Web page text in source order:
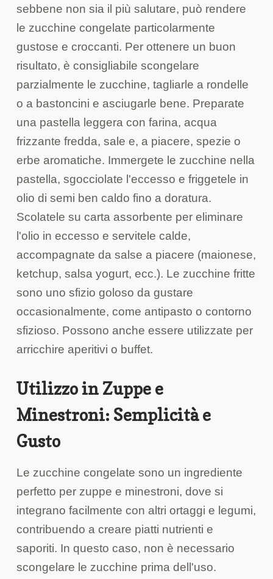
sebbene non sia il più salutare, può rendere
le zucchine congelate particolarmente
gustose e croccanti. Per ottenere un buon
risultato, è consigliabile scongelare
parzialmente le zucchine, tagliarle a rondelle
o a bastoncini e asciugarle bene. Preparate
una pastella leggera con farina, acqua
frizzante fredda, sale e, a piacere, spezie o
erbe aromatiche. Immergete le zucchine nella
pastella, sgocciolate l'eccesso e friggetele in
olio di semi ben caldo fino a doratura.
Scolatele su carta assorbente per eliminare
l'olio in eccesso e servitele calde,
accompagnate da salse a piacere (maionese,
ketchup, salsa yogurt, ecc.). Le zucchine fritte
sono uno sfizio goloso da gustare
occasionalmente, come antipasto o contorno
sfizioso. Possono anche essere utilizzate per
arricchire aperitivi o buffet.
Utilizzo in Zuppe e
Minestroni: Semplicità e
Gusto
Le zucchine congelate sono un ingrediente
perfetto per zuppe e minestroni, dove si
integrano facilmente con altri ortaggi e legumi,
contribuendo a creare piatti nutrienti e
saporiti. In questo caso, non è necessario
scongelare le zucchine prima dell'uso.